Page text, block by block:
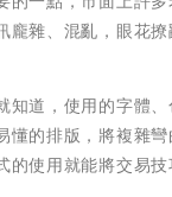
龐雜、混亂，眼花
知道，使用的字體
懂的排版，將複雜
使用就能將交易技